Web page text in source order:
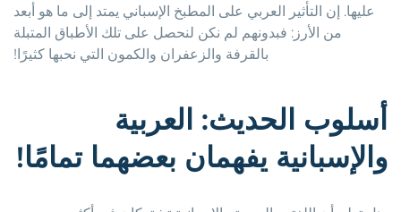
عليها. إن التأثير العربي على المطبخ الإسباني يمتد إلى ما هو أبعد
من الأرز: فبدونهم لم نكن لنحصل على تلك الأطباق المتبلة
بالقرفة والزعفران والكمون التي نحبها كثيرًا!
أسلوب الحديث: العربية
والإسبانية يفهمان بعضهما تمامًا!